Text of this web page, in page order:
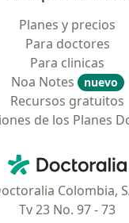
Planes y precios
Para doctores
Para clinicas
Noa Notes
nuevo
Recursos gratuitos
de los Planes
Doctoralia -
Colombia,
Tv 23 No. 97 - 73